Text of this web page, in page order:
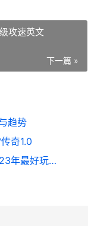
攻速英文
下一篇 »
趋势
奇1.0
2023年最好玩的网页游戏主推 2023年最好玩的网游